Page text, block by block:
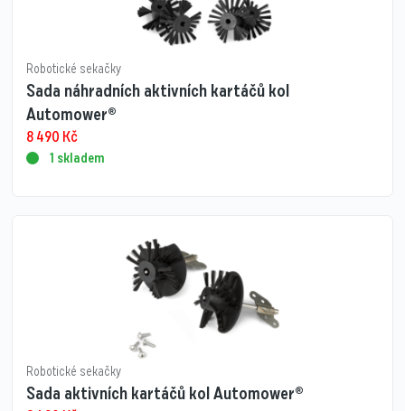
Robotické sekačky
Sada náhradních aktivních kartáčů kol
Automower®
8 490 Kč
1 skladem
Robotické sekačky
Sada aktivních kartáčů kol Automower®